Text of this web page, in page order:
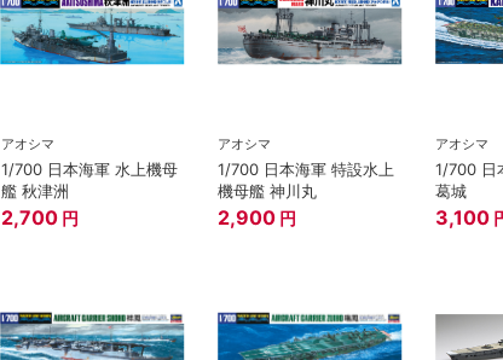
アオシマ
1/700 日本海軍 水上機母
艦 秋津洲
2,700 円
アオシマ
1/700 日本海軍 特設水上
機母艦 神川丸
2,900 円
アオシマ
1/700 日
葛城
3,100